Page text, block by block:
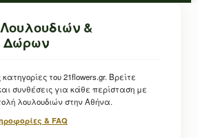
&
Δώρων
κατηγορίες του 21flowers.gr. Βρείτε
συνθέσεις για κάθε περίσταση με
λουλουδιών στην Αθήνα.
& FAQ